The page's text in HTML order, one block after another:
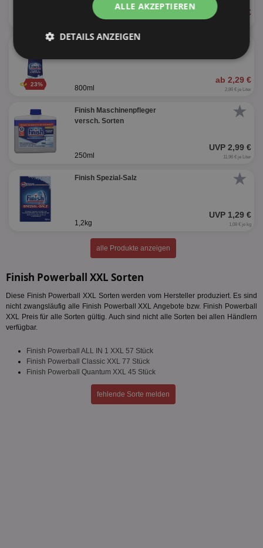
ab 2,25 €
23% ab 2,29 €
800ml 2,86 € je Liter
★
Finish Maschinenpfleger
versch. Sorten
UVP 2,99 €
250ml 11,96 € je Liter
★
Finish Spezial-Salz
UVP 1,29 €
1,2kg 1,08 € je kg
alle Produkte anzeigen
Finish Powerball XXL Sorten
Diese Finish Powerball XXL Sorten werden vom Hersteller produziert. Es sind
nicht zwangsläufig alle Finish Powerball XXL Angebote bzw. Finish Powerball
XXL Preis für alle Sorten gültig. Auch sind nicht alle Sorten bei allen Händlern
verfügbar.
Finish Powerball ALL IN 1 XXL 57 Stück
Finish Powerball Classic XXL 77 Stück
Finish Powerball Quantum XXL 45 Stück
fehlende Sorte melden
ALLE AKZEPTIEREN
DETAILS ANZEIGEN
Unbedingt
Performance
Targeting Funktionalität
Unbedingt erforderlich
Performance
Funktionalität Unklassifizierte
Unbedingt erforderliche Cookies ermöglichen
wesentliche Kernfunktionen der Website wie die
Benutzeranmeldung und die Kontoverwaltung.
Ohne die unbedingt erforderlichen Cookies kann die
Website nicht ordnungsgemäß verwendet werden.
identifier
aktionspreis.de
securitytoken
aktionspreis.de
www.aktionspreis.de